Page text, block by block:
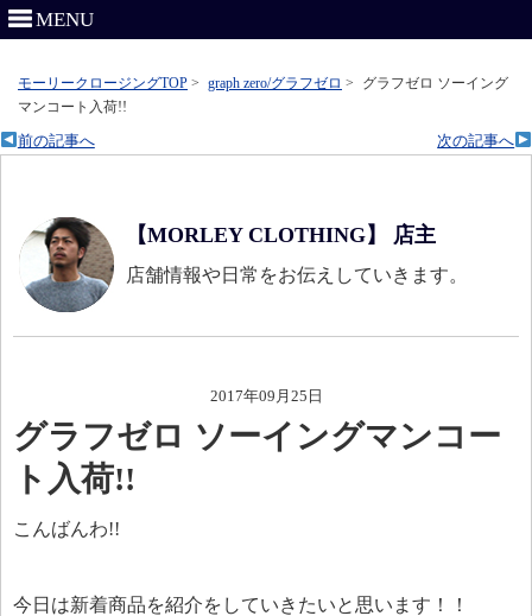
MENU
モーリークロージングTOP > graph zero/グラフゼロ >
グラフゼロ ソーイング
マンコート入荷!!
次の記事へ
前の記事へ
【MORLEY CLOTHING】 店主
店舗情報や日常をお伝えしていきます。
2017年09月25日
グラフゼロ ソーイングマンコー
ト入荷!!
こんばんわ!!
今日は新着商品を紹介をしていきたいと思います！！